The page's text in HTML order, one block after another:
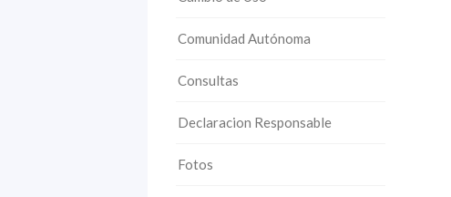
Comunidad Autónoma
Consultas
Declaracion Responsable
Fotos